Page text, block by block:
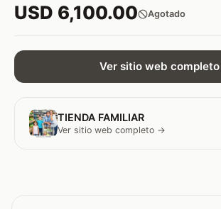
USD 6,100.00 Agotado
Ver sitio web completo
TIENDA FAMILIAR
Ver sitio web completo →